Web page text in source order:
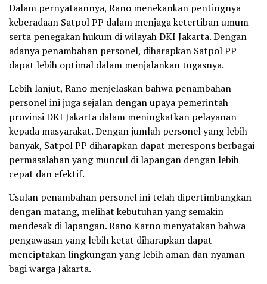
Dalam pernyataannya, Rano menekankan pentingnya
keberadaan Satpol PP dalam menjaga ketertiban umum
serta penegakan hukum di wilayah DKI Jakarta. Dengan
adanya penambahan personel, diharapkan Satpol PP
dapat lebih optimal dalam menjalankan tugasnya.
Lebih lanjut, Rano menjelaskan bahwa penambahan
personel ini juga sejalan dengan upaya pemerintah
provinsi DKI Jakarta dalam meningkatkan pelayanan
kepada masyarakat. Dengan jumlah personel yang lebih
banyak, Satpol PP diharapkan dapat merespons berbagai
permasalahan yang muncul di lapangan dengan lebih
cepat dan efektif.
Usulan penambahan personel ini telah dipertimbangkan
dengan matang, melihat kebutuhan yang semakin
mendesak di lapangan. Rano Karno menyatakan bahwa
pengawasan yang lebih ketat diharapkan dapat
menciptakan lingkungan yang lebih aman dan nyaman
bagi warga Jakarta.